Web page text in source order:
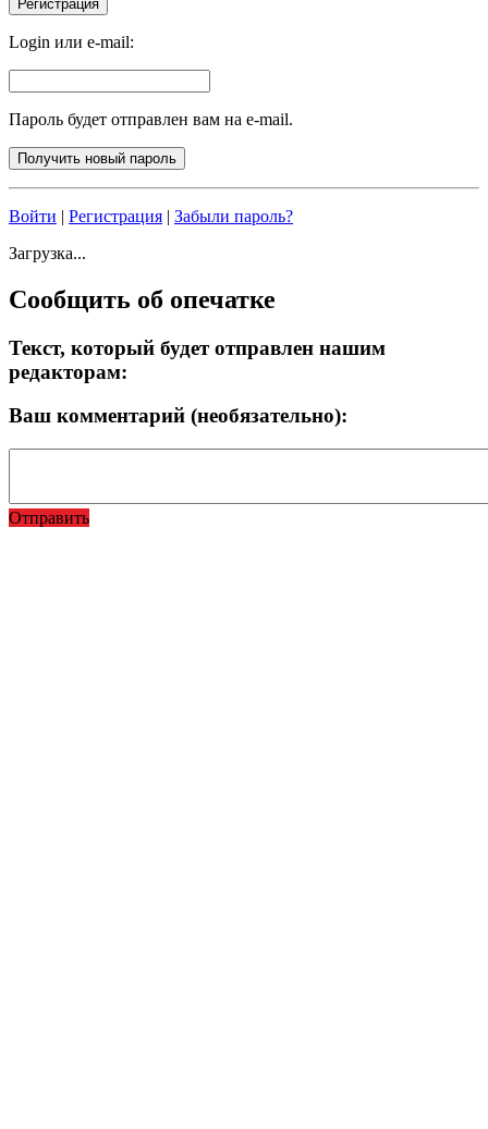
Login или e-mail:
Пароль будет отправлен вам на e-mail.
Войти | Регистрация | Забыли пароль?
Загрузка...
Сообщить об опечатке
Текст, который будет отправлен нашим
редакторам:
Ваш комментарий (необязательно):
Отправить